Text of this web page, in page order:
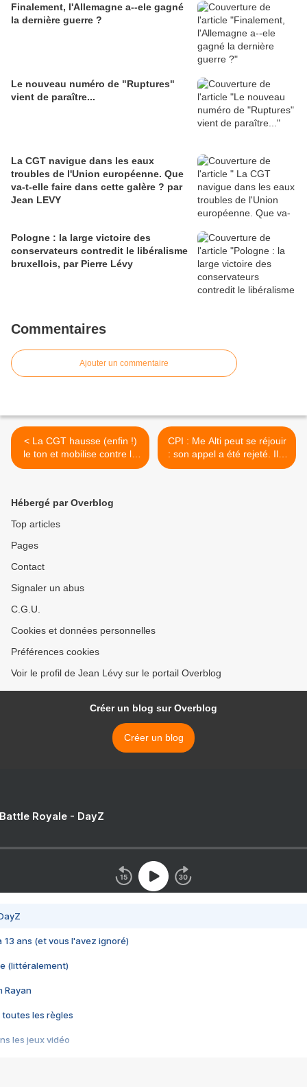
Finalement, l'Allemagne a--ele gagné
la dernière guerre ?
Le nouveau numéro de "Ruptures"
vient de paraître...
La CGT navigue dans les eaux
troubles de l'Union européenne. Que
va-t-elle faire dans cette galère ? par
Jean LEVY
Pologne : la large victoire des
conservateurs contredit le libéralisme
bruxellois, par Pierre Lévy
Commentaires
Ajouter un commentaire
< La CGT hausse (enfin !)
le ton et mobilise contre la
politique du gouvernement-
pour reconquérir la Sécurité
CPI : Me Alti peut se réjouir
: son appel a été rejeté. Il y
aura bien un orocès
Hébergé par Overblog
Top articles
Pages
Contact
Signaler un abus
C.G.U.
Cookies et données personnelles
Préférences cookies
Voir le profil de Jean Lévy sur le portail Overblog
Créer un blog sur Overblog
Créer un blog
Royale - DayZ
13 ans (et vous l'avez ignoré)
(littéralement)
Rayan
toutes les règles
les jeux vidéo